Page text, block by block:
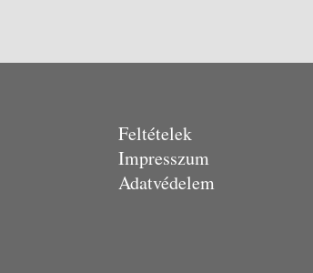
Feltételek
Impresszum
Adatvédelem